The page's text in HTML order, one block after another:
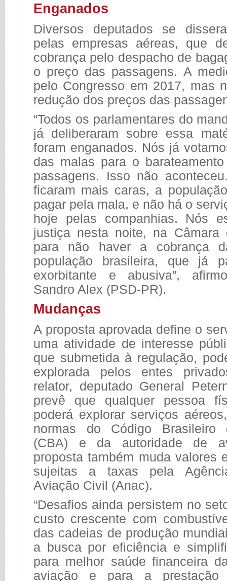
Enganados
Diversos deputados se
pelas empresas aéreas, que
cobrança pelo despacho de
o preço das passagens. A
pelo Congresso em 2017, mas
redução dos preços das
“Todos os parlamentares do
já deliberaram sobre essa
foram enganados. Nós já
das malas para o
passagens. Isso não
ficaram mais caras, a
pagar pela mala, e não há o
hoje pelas companhias. Nós
justiça nesta noite, na Câmara
para não haver a cobrança
população brasileira, que já
exorbitante e abusiva”,
Sandro Alex (PSD-PR).
Mudanças
A proposta aprovada define o
uma atividade de interesse
que submetida à regulação,
explorada pelos entes
relator, deputado General
prevê que qualquer pessoa
poderá explorar serviços
normas do Código Brasileiro
(CBA) e da autoridade de
proposta também muda valores
sujeitas a taxas pela
Aviação Civil (Anac).
“Desafios ainda persistem no
custo crescente com
das cadeias de produção
a busca por eficiência e
para melhor saúde financeira
aviação e para a prestação